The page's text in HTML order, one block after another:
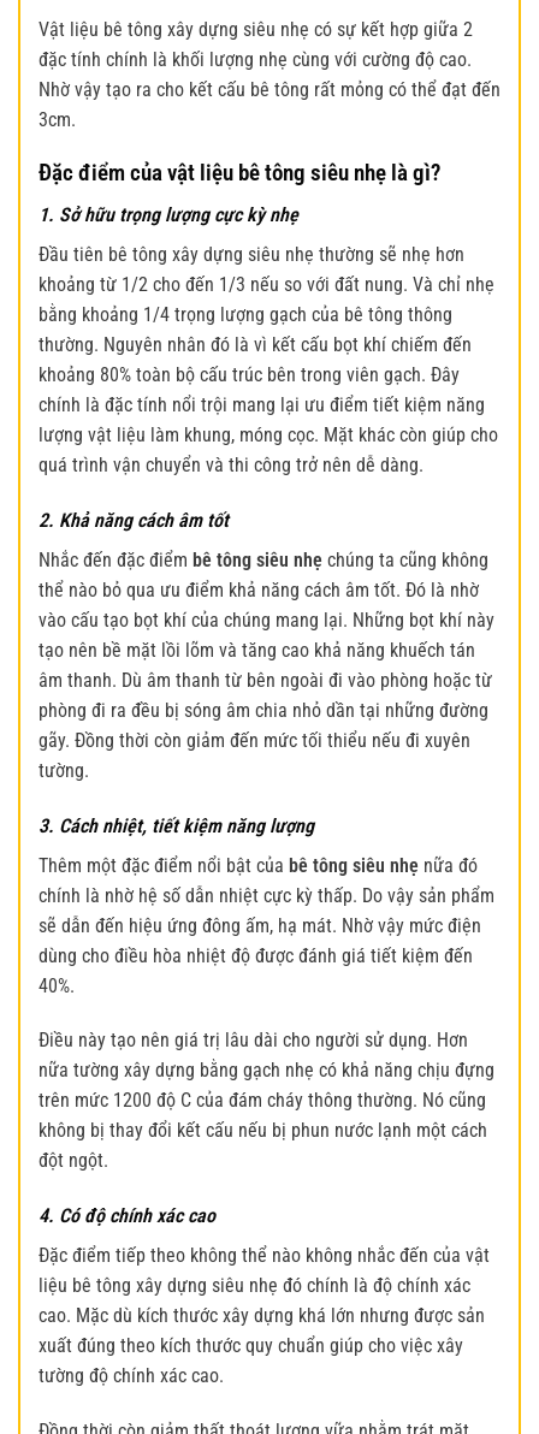
Vật liệu bê tông xây dựng siêu nhẹ có sự kết hợp giữa 2
đặc tính chính là khối lượng nhẹ cùng với cường độ cao.
Nhờ vậy tạo ra cho kết cấu bê tông rất mỏng có thể đạt đến
3cm.
Đặc điểm của vật liệu bê tông siêu nhẹ là gì?
1. Sở hữu trọng lượng cực kỳ nhẹ
Đầu tiên bê tông xây dựng siêu nhẹ thường sẽ nhẹ hơn
khoảng từ 1/2 cho đến 1/3 nếu so với đất nung. Và chỉ nhẹ
bằng khoảng 1/4 trọng lượng gạch của bê tông thông
thường. Nguyên nhân đó là vì kết cấu bọt khí chiếm đến
khoảng 80% toàn bộ cấu trúc bên trong viên gạch. Đây
chính là đặc tính nổi trội mang lại ưu điểm tiết kiệm năng
lượng vật liệu làm khung, móng cọc. Mặt khác còn giúp cho
quá trình vận chuyển và thi công trở nên dễ dàng.
2. Khả năng cách âm tốt
Nhắc đến đặc điểm bê tông siêu nhẹ chúng ta cũng không
thể nào bỏ qua ưu điểm khả năng cách âm tốt. Đó là nhờ
vào cấu tạo bọt khí của chúng mang lại. Những bọt khí này
tạo nên bề mặt lồi lõm và tăng cao khả năng khuếch tán
âm thanh. Dù âm thanh từ bên ngoài đi vào phòng hoặc từ
phòng đi ra đều bị sóng âm chia nhỏ dần tại những đường
gãy. Đồng thời còn giảm đến mức tối thiểu nếu đi xuyên
tường.
3. Cách nhiệt, tiết kiệm năng lượng
Thêm một đặc điểm nổi bật của bê tông siêu nhẹ nữa đó
chính là nhờ hệ số dẫn nhiệt cực kỳ thấp. Do vậy sản phẩm
sẽ dẫn đến hiệu ứng đông ấm, hạ mát. Nhờ vậy mức điện
dùng cho điều hòa nhiệt độ được đánh giá tiết kiệm đến
40%.
Điều này tạo nên giá trị lâu dài cho người sử dụng. Hơn
nữa tường xây dựng bằng gạch nhẹ có khả năng chịu đựng
trên mức 1200 độ C của đám cháy thông thường. Nó cũng
không bị thay đổi kết cấu nếu bị phun nước lạnh một cách
đột ngột.
4. Có độ chính xác cao
Đặc điểm tiếp theo không thể nào không nhắc đến của vật
liệu bê tông xây dựng siêu nhẹ đó chính là độ chính xác
cao. Mặc dù kích thước xây dựng khá lớn nhưng được sản
xuất đúng theo kích thước quy chuẩn giúp cho việc xây
tường độ chính xác cao.